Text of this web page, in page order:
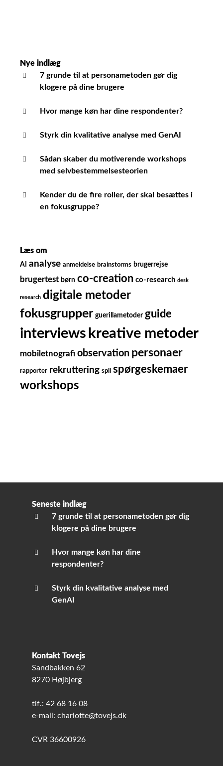
Nye indlæg
7 grunde til at personametoden gør dig
klogere på dine brugere
Hvor mange køn har dine respondenter?
Styrk din kvalitative analyse med GenAI
Sådan skaber du motiverende workshops
med selvbestemmelsesteorien
Kender du de fire roller, der skal besættes i
en fokusgruppe?
Læs om
AI analyse anmeldelse brainstorms brugerrejse
brugertest børn co-creation co-research desk
research digitale metoder
fokusgrupper guerillametoder guide
interviews kreative metoder
mobiletnografi observation personaer
rapporter rekruttering spil spørgeskemaer
workshops
Seneste indlæg
7 grunde til at personametoden gør dig
klogere på dine brugere
Hvor mange køn har dine
respondenter?
Styrk din kvalitative analyse med
GenAI
Kontakt Tovejs
Sandbakken 62
8270 Højbjerg
tlf.: 42 68 16 08
e-mail: charlotte@tovejs.dk
CVR 36600926